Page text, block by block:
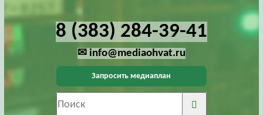
8 (383) 284-39-41
✉ info@mediaohvat.ru
Запросить медиаплан